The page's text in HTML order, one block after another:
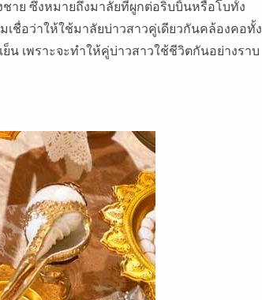
าย ซึ่งหมายถึงมาลัยที่ผูกต่อริบบิ้นหรือโบทั้ง
ชื่อว่าให้ใช้มาลัยบ่าวสาวคู่เดียวกันคล้องคอทั้ง
น เพราะจะทำให้คู่บ่าวสาวใช้ชีวิตกันอย่างราบ